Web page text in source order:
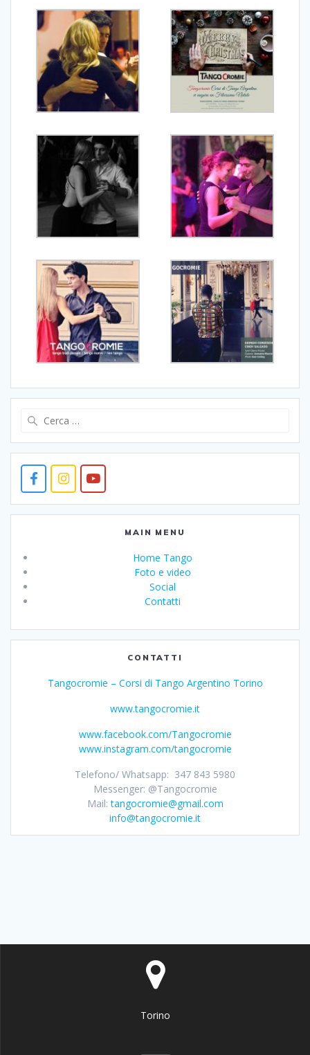
MAIN MENU
Home Tango
Foto e video
Social
Contatti
CONTATTI
Tangocromie – Corsi di Tango Argentino Torino
www.tangocromie.it
www.facebook.com/Tangocromie
www.instagram.com/tangocromie
Telefono/ Whatsapp: 347 843 5980
Messenger: @Tangocromie
Mail:tangocromie@gmail.com
info@tangocromie.it
Torino